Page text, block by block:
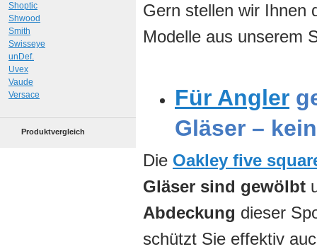
Gern stellen wir Ihnen
Modelle aus unserem
Für Angler
Gläser –
Die Oakley five
Gläser sind gewölbt
Abdeckung dieser
schützt Sie effektiv
Shoptic
Shwood
Smith
Swisseye
unDef.
Uvex
Vaude
Versace
Produktvergleich